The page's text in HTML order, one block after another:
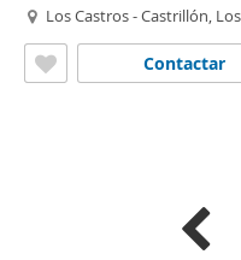
Los Castros - Castrillón,
Contactar